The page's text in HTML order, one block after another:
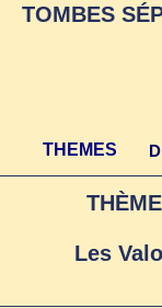
Les
THEMES
TOMBES